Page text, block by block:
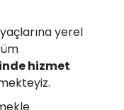
yerel
hizmet